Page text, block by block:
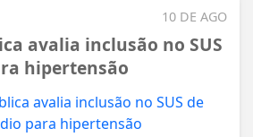
10 DE AGO
avalia inclusão no SUS
hipertensão